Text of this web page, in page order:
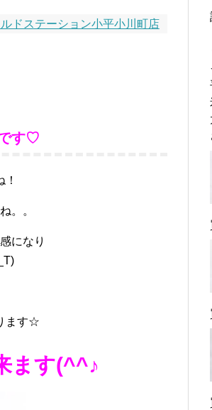
ドステーション小平小川町店
す♡
。。
になり
ます☆
ます(^^♪